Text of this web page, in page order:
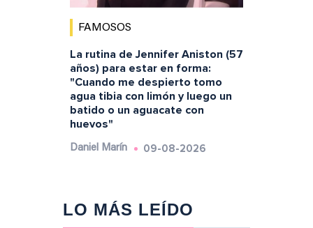
FAMOSOS
La rutina de Jennifer Aniston (57
años) para estar en forma:
"Cuando me despierto tomo
agua tibia con limón y luego un
batido o un aguacate con
huevos"
Daniel Marín 09-08-2026
LO MÁS LEÍDO